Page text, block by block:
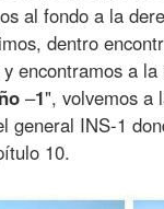
al fondo a la
dentro
encontramos a
–1", volvemos a
general INS-1
10.